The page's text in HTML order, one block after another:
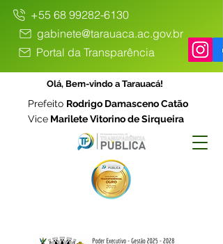
+55 68 99282-6130
gabinete@tarauaca.ac.gov.br
Portal da Transparência
Olá, Bem-vindo a Tarauacá!
Prefeito Rodrigo Damasceno Catão
Vice Marilete Vitorino de Sirqueira